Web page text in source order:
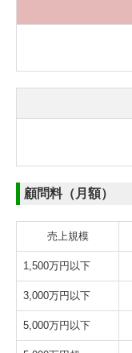
顧問料（月額）
売上規模
1,500万円以下
3,000万円以下
5,000万円以下